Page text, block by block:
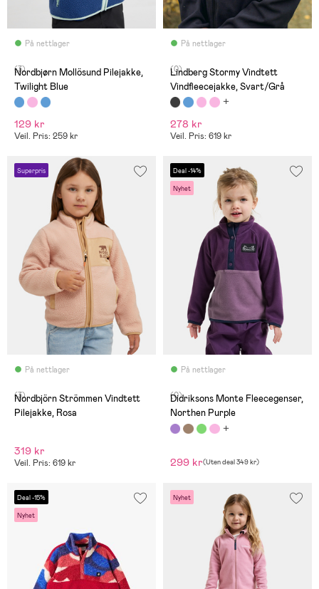
På nettlager
(3)
Nordbjørn Mollösund Pilejakke,
Twilight Blue
129 kr
Veil. Pris: 259 kr
På nettlager
(0)
Lindberg Stormy Vindtett
Vindfleecejakke, Svart/Grå
278 kr
Veil. Pris: 619 kr
Superpris
På nettlager
(3)
Nordbjörn Strömmen Vindtett
Pilejakke, Rosa
319 kr
Veil. Pris: 619 kr
Deal -14%
Nyhet
På nettlager
(0)
Didriksons Monte Fleecegenser,
Northen Purple
299 kr(Uten deal349 kr)
Deal -15%
Nyhet
Nyhet